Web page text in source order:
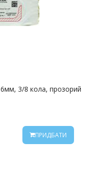
3/8 кола, прозорий
ПРИДБАТИ